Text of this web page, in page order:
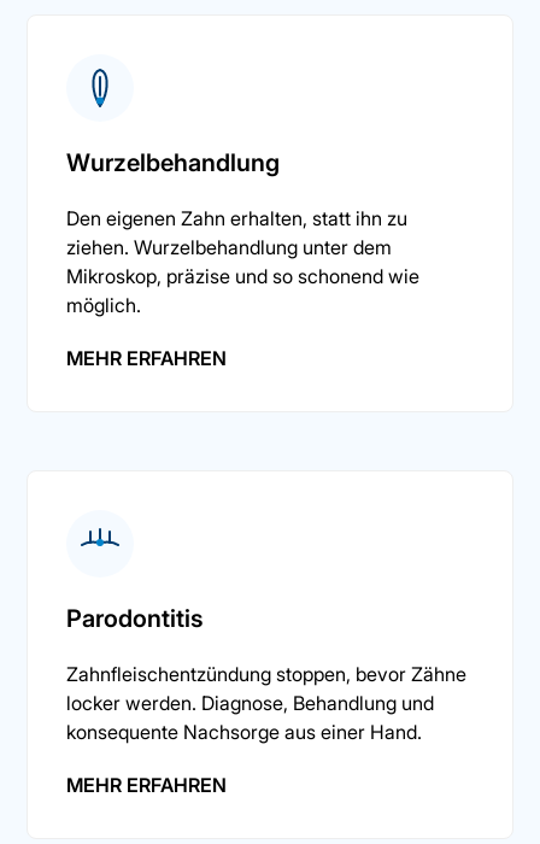
Wurzelbehandlung
Den eigenen Zahn erhalten, statt ihn zu
ziehen. Wurzelbehandlung unter dem
Mikroskop, präzise und so schonend wie
möglich.
MEHR ERFAHREN
Parodontitis
Zahnfleischentzündung stoppen, bevor Zähne
locker werden. Diagnose, Behandlung und
konsequente Nachsorge aus einer Hand.
MEHR ERFAHREN